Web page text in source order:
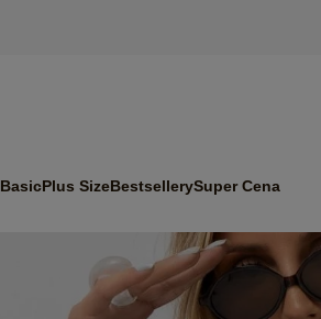
BasicPlus SizeBestsellerySuper Cena